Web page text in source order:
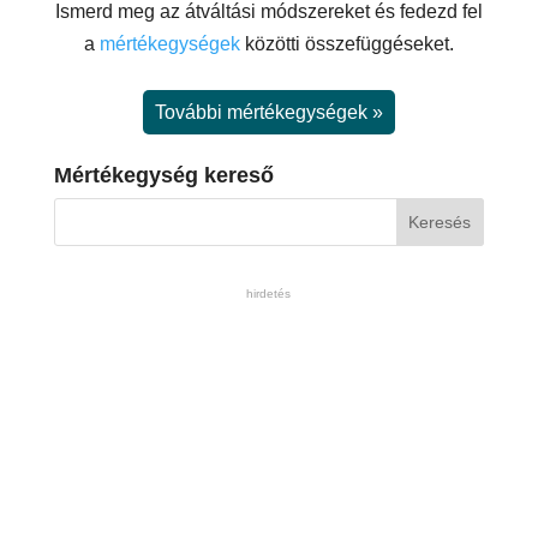
Ismerd meg az átváltási módszereket és fedezd fel
a mértékegységekközötti összefüggéseket.
További mértékegységek »
Mértékegység kereső
hirdetés